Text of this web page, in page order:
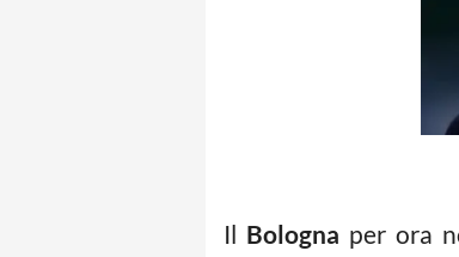
Il Bologna per ora